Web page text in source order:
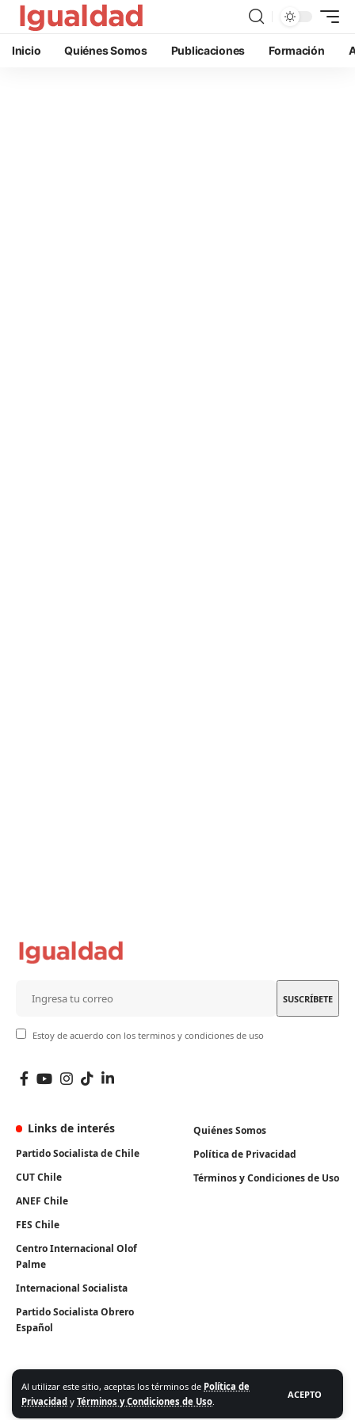
Al utilizar este sitio, aceptas los términos de Política de
Privacidad y Términos y Condiciones de Uso.
ACEPTO
Inicio Quiénes Somos Publicaciones Formación
Estoy de acuerdo con los terminos y condiciones de uso
Links de interés
Partido Socialista de Chile
CUT Chile
ANEF Chile
FES Chile
Centro Internacional Olof
Palme
Internacional Socialista
Partido Socialista Obrero
Español
Quiénes Somos
Política de Privacidad
Términos y Condiciones de Uso
Algunos Derechos Reservados. Instituto Igualdad 2026.